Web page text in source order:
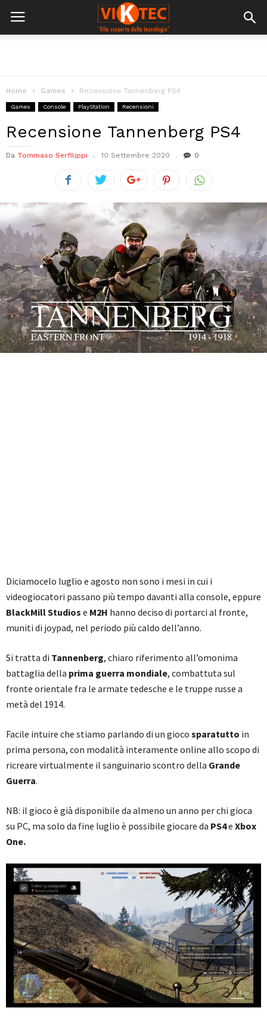
Home Games Recensione Tannenberg PS4
Games Console PlayStation Recensioni
Recensione Tannenberg PS4
Da Tommaso Serfilippi 10 Settembre 2020 0
Diciamocelo luglio e agosto non sono i mesi in cui i
videogiocatori passano più tempo davanti alla console, eppure
BlackMill Studios e M2H hanno deciso di portarci al fronte,
muniti di joypad, nel periodo più caldo dell’anno.
Si tratta di Tannenberg, chiaro riferimento all’omonima
battaglia della prima guerra mondiale, combattuta sul
fronte orientale fra le armate tedesche e le truppe russe a
metà del 1914.
Facile intuire che stiamo parlando di un gioco sparatutto in
prima persona, con modalità interamente online allo scopo di
ricreare virtualmente il sanguinario scontro della Grande
Guerra.
NB: il gioco è già disponibile da almeno un anno per chi gioca
su PC, ma solo da fine luglio è possibile giocare da PS4e Xbox
One.